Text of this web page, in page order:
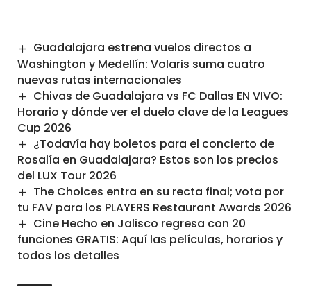
Guadalajara estrena vuelos directos a
Washington y Medellín: Volaris suma cuatro
nuevas rutas internacionales
Chivas de Guadalajara vs FC Dallas EN VIVO:
Horario y dónde ver el duelo clave de la Leagues
Cup 2026
¿Todavía hay boletos para el concierto de
Rosalía en Guadalajara? Estos son los precios
del LUX Tour 2026
The Choices entra en su recta final; vota por
tu FAV para los PLAYERS Restaurant Awards 2026
Cine Hecho en Jalisco regresa con 20
funciones GRATIS: Aquí las películas, horarios y
todos los detalles